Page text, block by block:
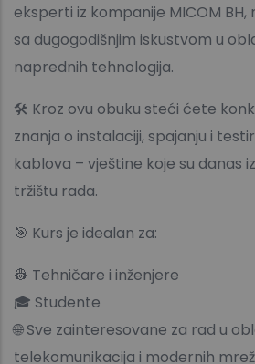
eksperti iz kompanije MICOM
sa dugogodišnjim iskustvom u
naprednih tehnologija.
🛠️ Kroz ovu obuku steći ćete
znanja o instalaciji, spajanju i
kablova – vještine koje su danas
tržištu rada.
🎯 Kurs je idealan za:
👷 Tehničare i inženjere
🎓 Studente
🌐 Sve zainteresovane za rad u
telekomunikacija i modernih